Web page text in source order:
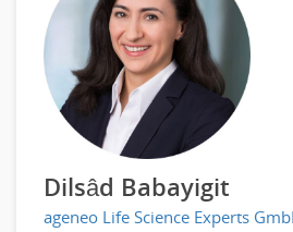
Dilsâd Babayigit
ageneo Life Science Experts